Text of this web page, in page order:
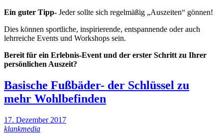
Ein guter Tipp- Jeder sollte sich regelmäßig „Auszeiten“ gönnen!
Dies können sportliche, inspirierende, entspannende oder auch
lehrreiche Events und Workshops sein.
Bereit für ein Erlebnis-Event und der erster Schritt zu Ihrer
persönlichen Auszeit?
Basische Fußbäder- der Schlüssel zu
mehr Wohlbefinden
17. Dezember 2017
klankmedia